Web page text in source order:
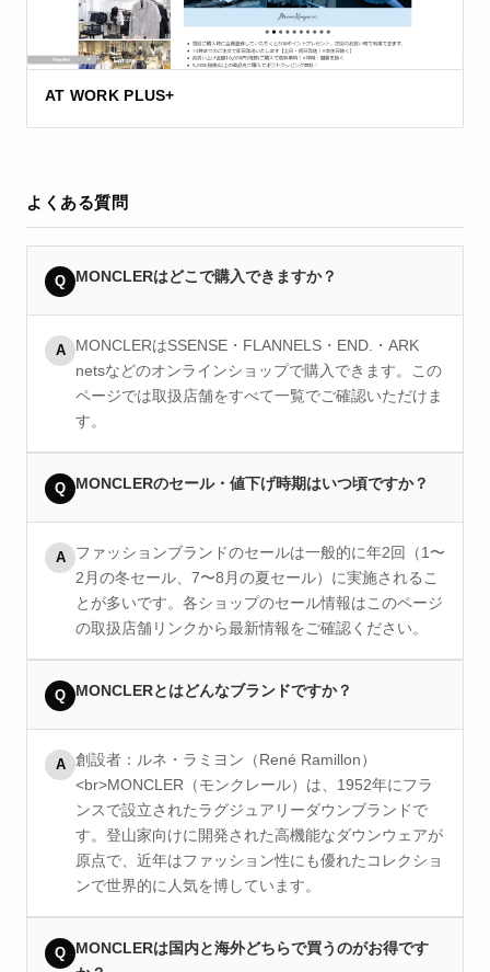
AT WORK PLUS+
よくある質問
Q MONCLERはどこで購入できますか？
A
MONCLERはSSENSE・FLANNELS・END.・ARK
netsなどのオンラインショップで購入できます。この
ページでは取扱店舗をすべて一覧でご確認いただけま
す。
Q MONCLERのセール・値下げ時期はいつ頃ですか？
A
ファッションブランドのセールは一般的に年2回（1〜
2月の冬セール、7〜8月の夏セール）に実施されるこ
とが多いです。各ショップのセール情報はこのページ
の取扱店舗リンクから最新情報をご確認ください。
Q MONCLERとはどんなブランドですか？
A
創設者：ルネ・ラミヨン（René Ramillon）
<br>MONCLER（モンクレール）は、1952年にフラ
ンスで設立されたラグジュアリーダウンブランドで
す。登山家向けに開発された高機能なダウンウェアが
原点で、近年はファッション性にも優れたコレクショ
ンで世界的に人気を博しています。
Q
MONCLERは国内と海外どちらで買うのがお得です